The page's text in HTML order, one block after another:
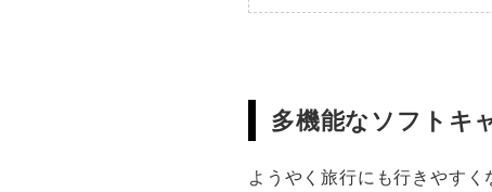
多機能なソフトキ
ようやく旅行にも行きやす